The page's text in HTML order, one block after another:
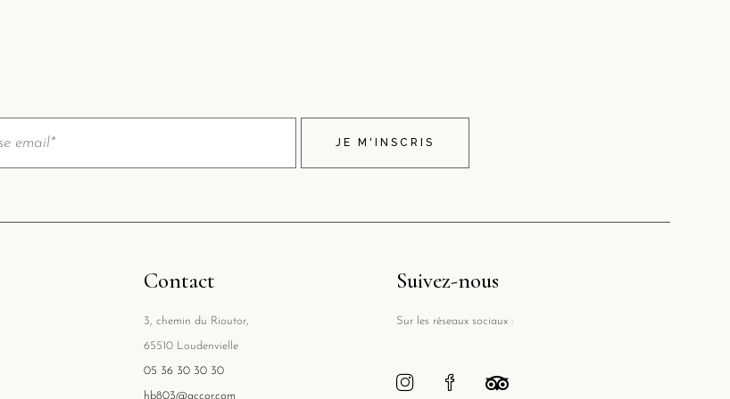
JE M'INSCRIS
Contact
3, chemin du Rioutor,
65510 Loudenvielle
05 36 30 30 30
hb803@accor.com
Suivez-nous
Sur les réseaux sociaux :